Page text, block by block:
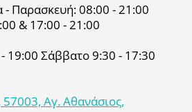
- Παρασκευή: 08:00 - 21:00
& 17:00 - 21:00
19:00 Σάββατο 9:30 - 17:30
Αγ. Αθανάσιος,